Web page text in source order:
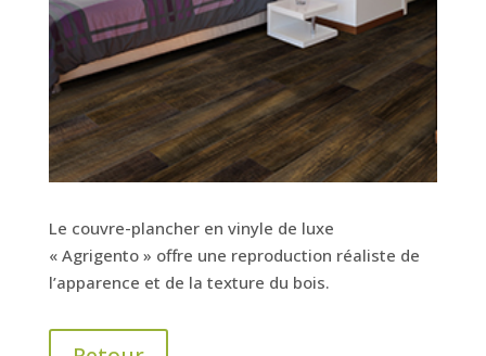
Le couvre-plancher en vinyle de luxe
« Agrigento » offre une reproduction réaliste de
l’apparence et de la texture du bois.